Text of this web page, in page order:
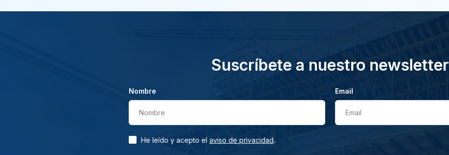
Suscríbete a nuestro newsletter
Nombre
Nombre
Email
Email
He leído y acepto el aviso de privacidad.